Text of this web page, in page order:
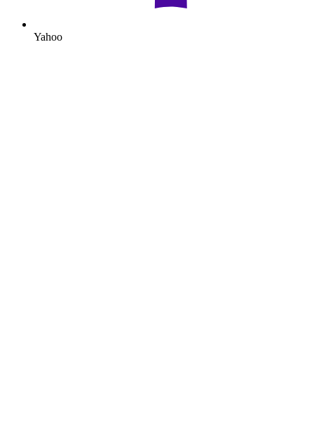
Yahoo